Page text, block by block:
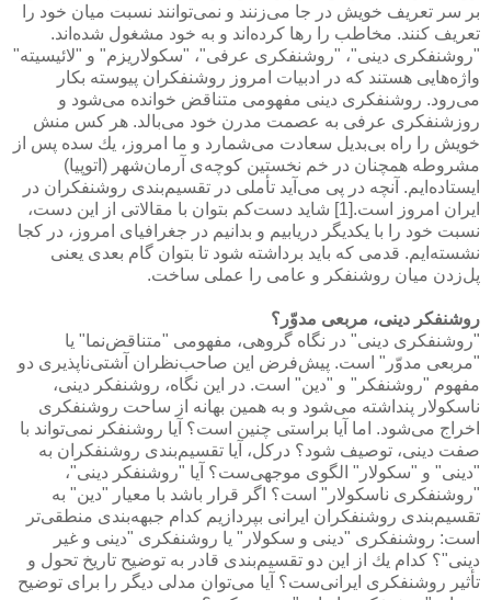
بر سر تعریف خویش در جا می‌زنند و نمی‌توانند نسبت میان خود را
تعریف كنند. مخاطب را رها كرده‌اند و به خود مشغول شده‌اند.
"روشنفكری دینی"، "روشنفكری عرفی"، "سكولاریزم" و "لائیسیته"
واژه‌هایی هستند كه در ادبیات امروز روشنفكران پیوسته بكار
می‌رود. روشنفكری دینی مفهومی متناقض خوانده می‌شود و
روزشنفكری عرفی به عصمت مدرن خود می‌بالد. هر كس منش
خویش را راه بی‌بدیل سعادت می‌شمارد و ما امروز، یك سده پس از
مشروطه همچنان در خم نخستین كوچه‌ی آرمان‌شهر (اتوپیا)
ایستاده‌ایم. آنچه در پی می‌آید تأملی در تقسیم‌بندی روشنفكران در
ایران امروز است.[1] شاید دست‌كم بتوان با مقالاتی از این دست،
نسبت خود را با یكدیگر دریابیم و بدانیم در جغرافیای امروز، در كجا
نشسته‌ایم. قدمی كه باید برداشته شود تا بتوان گام بعدی یعنی
پل‌زدن میان روشنفكر و عامی را عملی ساخت.
روشنفكر دینی، مربعی مدوّر؟
"روشنفكری دینی" در نگاه گروهی، مفهومی "متناقض‌نما" یا
"مربعی مدوّر" است. پیش‌فرض این صاحب‌نظران آشتی‌ناپذیری دو
مفهوم "روشنفكر" و "دین" ا‌ست. در این نگاه، روشنفكر دینی،
ناسكولار پنداشته می‌شود و به همین بهانه از ساحت روشنفكری
اخراج می‌شود. اما آیا براستی چنین است؟ آیا روشنفكر نمی‌تواند با
صفت دینی، توصیف شود؟ دركل،‌ آیا تقسیم‌بندی روشنفكران به
"دینی" و "سكولار" الگوی موجهی‌ست؟ آیا "روشنفكر دینی"،‌
"روشنفكری ناسكولار" است؟ اگر قرار باشد با معیار "دین" به
تقسیم‌بندی روشنفكران ایرانی بپردازیم كدام جبهه‌بندی منطقی‌تر
است: روشنفكری "دینی و سكولار" یا روشنفكری "دینی و غیر
دینی"؟ كدام یك از این دو تقسیم‌بندی قادر به توضیح تاریخ تحول و
تأثیر روشنفكری ایرانی‌ست؟ آیا می‌توان مدلی دیگر را برای توضیح